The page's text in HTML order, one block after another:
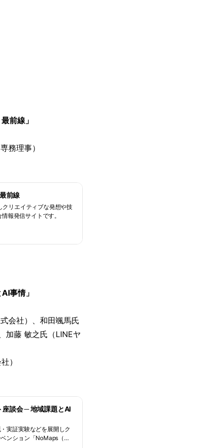
前線」
務理事）
前線
リエイティブな発想や技
報発信サイトです。
事情」
会社）、和田颯馬氏
加藤 敏之氏（LINEヤ
）
談会 ─ 地域課題とAI
実証実験などを展開しク
ンション「NoMaps（ノ